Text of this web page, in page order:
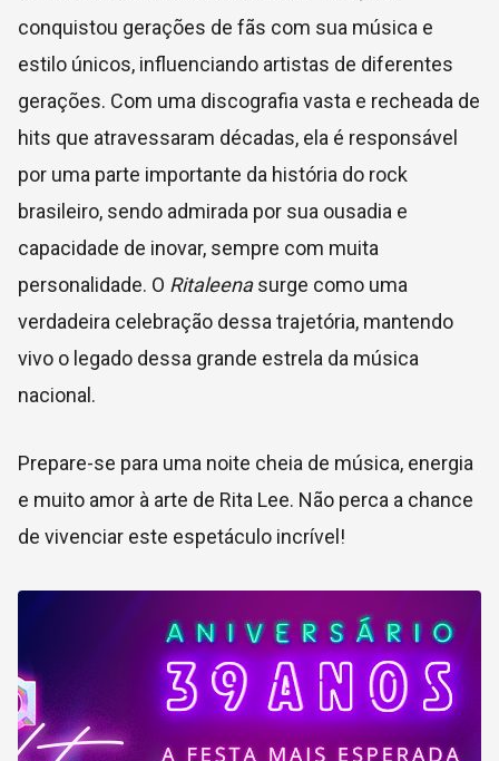
conquistou gerações de fãs com sua música e
estilo únicos, influenciando artistas de diferentes
gerações. Com uma discografia vasta e recheada de
hits que atravessaram décadas, ela é responsável
por uma parte importante da história do rock
brasileiro, sendo admirada por sua ousadia e
capacidade de inovar, sempre com muita
personalidade. O Ritaleenasurge como uma
verdadeira celebração dessa trajetória, mantendo
vivo o legado dessa grande estrela da música
nacional.
Prepare-se para uma noite cheia de música, energia
e muito amor à arte de Rita Lee. Não perca a chance
de vivenciar este espetáculo incrível!